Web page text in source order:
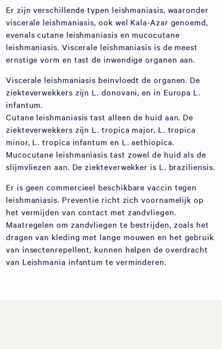
Er zijn verschillende typen leishmaniasis, waaronder
viscerale leishmaniasis, ook wel Kala-Azar genoemd,
evenals cutane leishmaniasis en mucocutane
leishmaniasis. Viscerale leishmaniasis is de meest
ernstige vorm en tast de inwendige organen aan.
Viscerale leishmaniasis beïnvloedt de organen. De
ziekteverwekkers zijn L. donovani, en in Europa L.
infantum.
Cutane leishmaniasis tast alleen de huid aan. De
ziekteverwekkers zijn L. tropica major, L. tropica
minor, L. tropica infantum en L. aethiopica.
Mucocutane leishmaniasis tast zowel de huid als de
slijmvliezen aan. De ziekteverwekker is L. braziliensis.
Er is geen commercieel beschikbare vaccin tegen
leishmaniasis. Preventie richt zich voornamelijk op
het vermijden van contact met zandvliegen.
Maatregelen om zandvliegen te bestrijden, zoals het
dragen van kleding met lange mouwen en het gebruik
van insectenrepellent, kunnen helpen de overdracht
van Leishmania infantum te verminderen.